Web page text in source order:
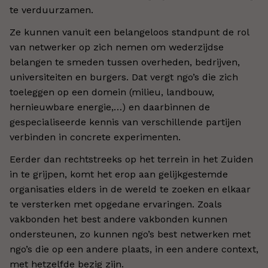
te verduurzamen.
Ze kunnen vanuit een belangeloos standpunt de rol
van netwerker op zich nemen om wederzijdse
belangen te smeden tussen overheden, bedrijven,
universiteiten en burgers. Dat vergt ngo’s die zich
toeleggen op een domein (milieu, landbouw,
hernieuwbare energie,…) en daarbinnen de
gespecialiseerde kennis van verschillende partijen
verbinden in concrete experimenten.
Eerder dan rechtstreeks op het terrein in het Zuiden
in te grijpen, komt het erop aan gelijkgestemde
organisaties elders in de wereld te zoeken en elkaar
te versterken met opgedane ervaringen. Zoals
vakbonden het best andere vakbonden kunnen
ondersteunen, zo kunnen ngo’s best netwerken met
ngo’s die op een andere plaats, in een andere context,
met hetzelfde bezig zijn.